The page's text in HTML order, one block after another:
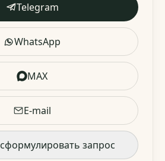
Telegram
WhatsApp
MAX
E-mail
запрос